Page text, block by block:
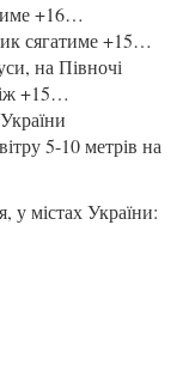
+16…
сягатиме +15…
на Півночі
+15…
5-10 метрів на
у містах України: